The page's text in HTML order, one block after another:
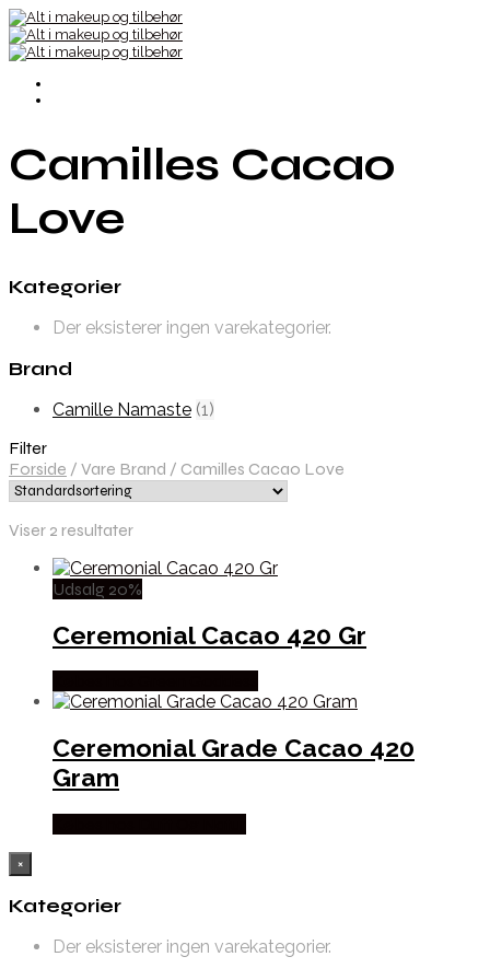
Camilles Cacao
Love
Kategorier
Der eksisterer ingen varekategorier.
Brand
Camille Namaste (1)
Filter
Forside / Vare Brand / Camilles Cacao Love
Viser 2 resultater
Udsalg 20%
Ceremonial Cacao 420 Gr
Ceremonial Grade Cacao 420
Gram
×
Kategorier
Der eksisterer ingen varekategorier.